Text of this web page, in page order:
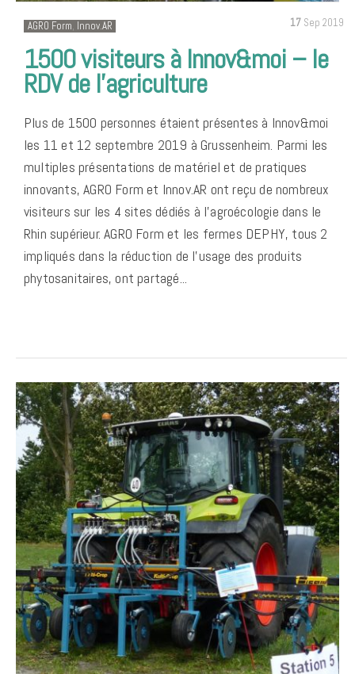
17 Sep 2019
AGRO Form, Innov.AR
1500 visiteurs à Innov&moi – le
RDV de l’agriculture
Plus de 1500 personnes étaient présentes à Innov&moi
les 11 et 12 septembre 2019 à Grussenheim. Parmi les
multiples présentations de matériel et de pratiques
innovants, AGRO Form et Innov.AR ont reçu de nombreux
visiteurs sur les 4 sites dédiés à l’agroécologie dans le
Rhin supérieur. AGRO Form et les fermes DEPHY, tous 2
impliqués dans la réduction de l’usage des produits
phytosanitaires, ont partagé...